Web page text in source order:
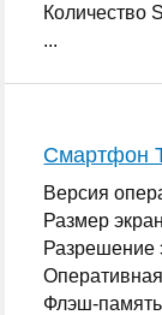
Количество
...
Смартфон
Версия
Размер
Разрешение
Флэш-